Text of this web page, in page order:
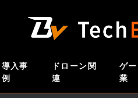
導入事
例
ドローン関
連
ゲ
業